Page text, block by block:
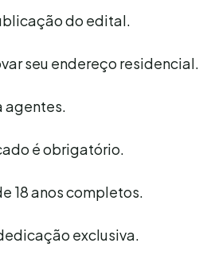
do edital.
seu endereço residencial.
agentes.
é obrigatório.
18 anos completos.
exclusiva.